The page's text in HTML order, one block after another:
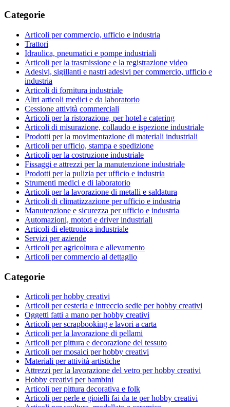
Categorie
Articoli per commercio, ufficio e industria
Trattori
Idraulica, pneumatici e pompe industriali
Articoli per la trasmissione e la registrazione video
Adesivi, sigillanti e nastri adesivi per commercio, ufficio e
industria
Articoli di fornitura industriale
Altri articoli medici e da laboratorio
Cessione attività commerciali
Articoli per la ristorazione, per hotel e catering
Articoli di misurazione, collaudo e ispezione industriale
Prodotti per la movimentazione di materiali industriali
Articoli per ufficio, stampa e spedizione
Articoli per la costruzione industriale
Fissaggi e attrezzi per la manutenzione industriale
Prodotti per la pulizia per ufficio e industria
Strumenti medici e di laboratorio
Articoli per la lavorazione di metalli e saldatura
Articoli di climatizzazione per ufficio e industria
Manutenzione e sicurezza per ufficio e industria
Automazioni, motori e driver industriali
Articoli di elettronica industriale
Servizi per aziende
Articoli per agricoltura e allevamento
Articoli per commercio al dettaglio
Categorie
Articoli per hobby creativi
Articoli per cesteria e intreccio sedie per hobby creativi
Oggetti fatti a mano per hobby creativi
Articoli per scrapbooking e lavori a carta
Articoli per la lavorazione di pellami
Articoli per pittura e decorazione del tessuto
Articoli per mosaici per hobby creativi
Materiali per attività artistiche
Attrezzi per la lavorazione del vetro per hobby creativi
Hobby creativi per bambini
Articoli per pittura decorativa e folk
Articoli per perle e gioielli fai da te per hobby creativi